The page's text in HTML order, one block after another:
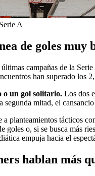
A
de goles muy
campañas de la
han superado
o un gol solitario. Los dos
mitad, el
planteamientos tácticos
goles o, si se busca más
empuja hacia el
hablan más